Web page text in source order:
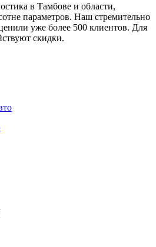
в Тамбове и области,
параметров. Наш стремительно
уже более 500 клиентов. Для
скидки.